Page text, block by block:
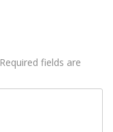
Required fields are